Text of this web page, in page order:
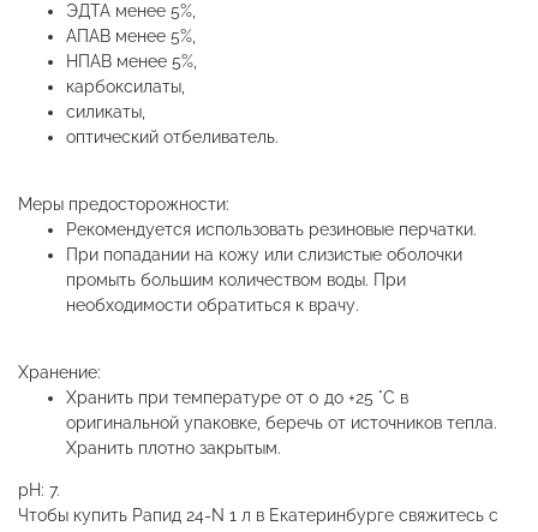
ЭДТА менее 5%,
АПАВ менее 5%,
НПАВ менее 5%,
карбоксилаты,
силикаты,
оптический отбеливатель.
Меры предосторожности:
Рекомендуется использовать резиновые перчатки.
При попадании на кожу или слизистые оболочки
промыть большим количеством воды. При
необходимости обратиться к врачу.
Хранение:
Хранить при температуре от 0 до +25 °С в
оригинальной упаковке, беречь от источников тепла.
Хранить плотно закрытым.
рН: 7.
Чтобы купить Рапид 24-N 1 л в Екатеринбурге свяжитесь с